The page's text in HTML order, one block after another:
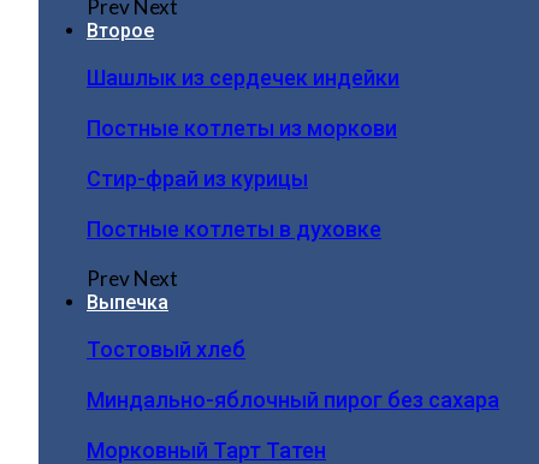
PrevNext
Второе
Шашлык из сердечек индейки
Постные котлеты из моркови
Стир-фрай из курицы
Постные котлеты в духовке
PrevNext
Выпечка
Тостовый хлеб
Миндально-яблочный пирог без сахара
Морковный Тарт Татен